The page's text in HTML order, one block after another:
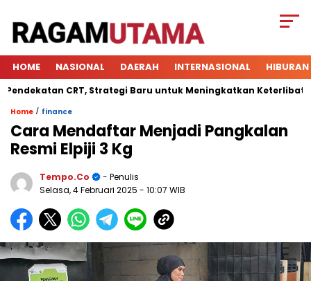
HOME NASIONAL DAERAH INTERNASIONAL HIBURAN
CRT, Strategi Baru untuk Meningkatkan Keterlibatan
Home / finance
Cara Mendaftar Menjadi Pangkalan
Resmi Elpiji 3 Kg
Tempo.co
- Penulis
Selasa, 4 Februari 2025 - 10:07 WIB